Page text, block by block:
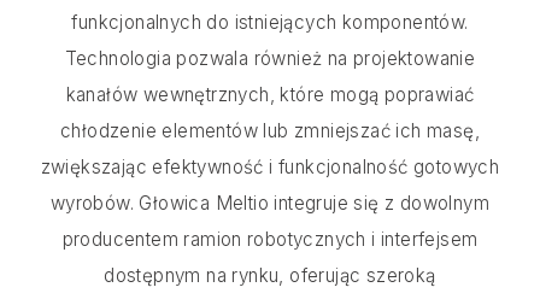
funkcjonalnych do istniejących komponentów.
Technologia pozwala również na projektowanie
kanałów wewnętrznych, które mogą poprawiać
chłodzenie elementów lub zmniejszać ich masę,
zwiększając efektywność i funkcjonalność gotowych
wyrobów. Głowica Meltio integruje się z dowolnym
producentem ramion robotycznych i interfejsem
dostępnym na rynku, oferując szeroką